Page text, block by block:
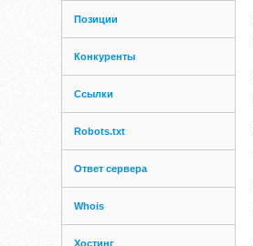
Позиции
Конкуренты
Ссылки
Robots.txt
Ответ сервера
Whois
Хостинг